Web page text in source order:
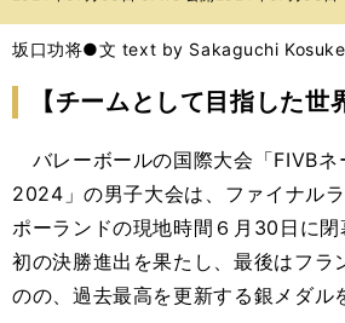
バ
坂口功将●文 text by Sakaguchi Kosuke
【チームとして目指した世
バレーボールの国際大会「FIVBネ
2024」の男子大会は、ファイナル
ポーランドの現地時間６月30日に
初の決勝進出を果たし、最後はフラ
のの、過去最高を更新する銀メダル